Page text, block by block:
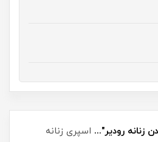
زنانه رودیر"... اسپری زنانه